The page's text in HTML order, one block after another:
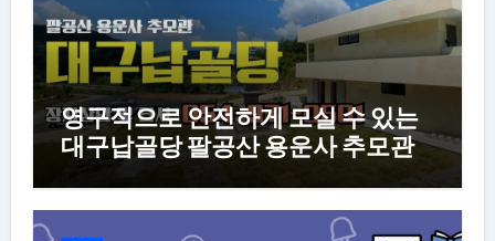
영구적으로 안전하게 모실 수 있는
대구납골당 팔공산 용운사 추모관